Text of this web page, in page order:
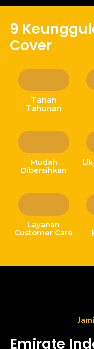
9
Cover
Tahan
Tahunan
Mudah
Dibersihkan
Layanan
Customer Care
Emirate